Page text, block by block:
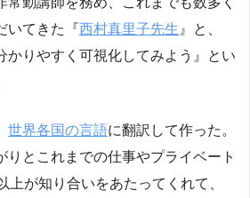
いてきた『西村真里子先生 』と、
かりやすく可視化してみよう』とい
世界各国の言語に翻訳して作った。
りとこれまでの仕事やプライベート
上が知り合いをあたってくれて、